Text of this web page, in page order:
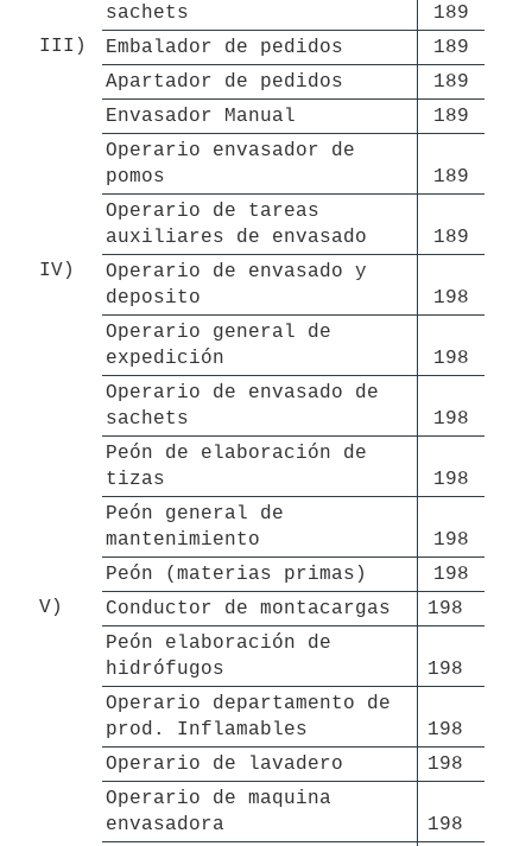
sachets
189
III)
Embalador de pedidos
189
Apartador de pedidos
189
Envasador Manual
189
Operario envasador de
pomos
189
Operario de tareas
auxiliares de envasado
189
IV)
Operario de envasado y
deposito
198
Operario general de
expedición
198
Operario de envasado de
sachets
198
Peón de elaboración de
tizas
198
Peón general de
mantenimiento
198
Peón (materias primas)
198
V)
Conductor de montacargas
198
Peón elaboración de
hidrófugos
198
Operario departamento de
prod. Inflamables
198
Operario de lavadero
198
Operario de maquina
envasadora
198